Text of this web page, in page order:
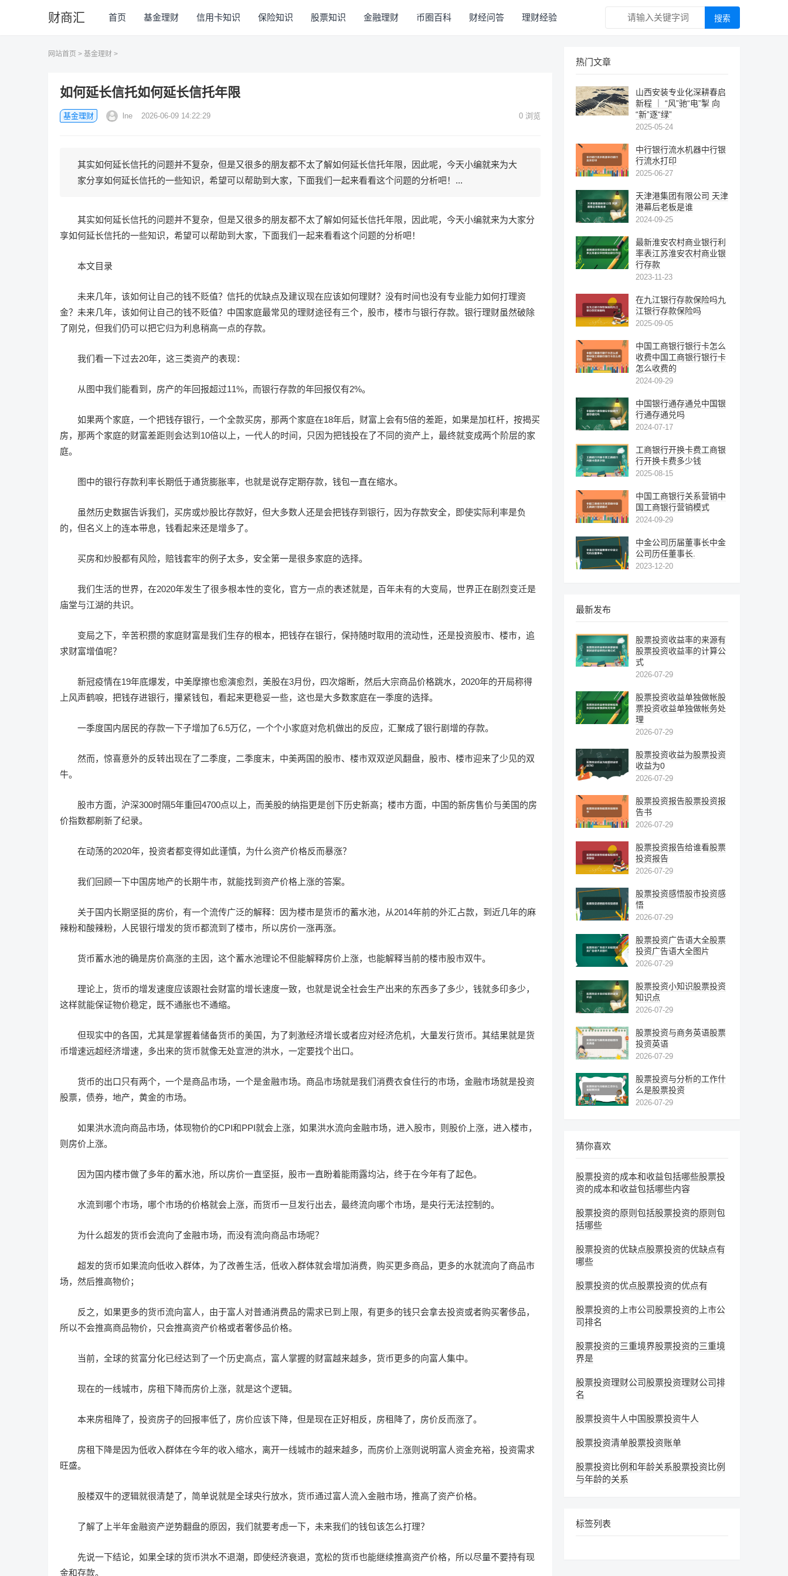
财商汇 首页 基金理财 信用卡知识 保险知识 股票知识 金融理财 币圈百科 财经问答 理财经验
网站首页 > 基金理财 >
如何延长信托如何延长信托年限
基金理财 lne 2026-06-09 14:22:29 0 浏览
其实如何延长信托的问题并不复杂，但是又很多的朋友都不太了解如何延长信托年限，因此呢，今天小编就来为大
家分享如何延长信托的一些知识，希望可以帮助到大家，下面我们一起来看看这个问题的分析吧！...
其实如何延长信托的问题并不复杂，但是又很多的朋友都不太了解如何延长信托年限，因此呢，今天小编就来为大家分
享如何延长信托的一些知识，希望可以帮助到大家，下面我们一起来看看这个问题的分析吧！
本文目录
未来几年，该如何让自己的钱不贬值？信托的优缺点及建议现在应该如何理财？没有时间也没有专业能力如何打理资
金？未来几年，该如何让自己的钱不贬值？中国家庭最常见的理财途径有三个，股市，楼市与银行存款。银行理财虽然破除
了刚兑，但我们仍可以把它归为利息稍高一点的存款。
我们看一下过去20年，这三类资产的表现：
从图中我们能看到，房产的年回报超过11%，而银行存款的年回报仅有2%。
如果两个家庭，一个把钱存银行，一个全款买房，那两个家庭在18年后，财富上会有5倍的差距，如果是加杠杆，按揭买
房，那两个家庭的财富差距则会达到10倍以上，一代人的时间，只因为把钱投在了不同的资产上，最终就变成两个阶层的家
庭。
图中的银行存款利率长期低于通货膨胀率，也就是说存定期存款，钱包一直在缩水。
虽然历史数据告诉我们，买房或炒股比存款好，但大多数人还是会把钱存到银行，因为存款安全，即使实际利率是负
的，但名义上的连本带息，钱看起来还是增多了。
买房和炒股都有风险，赔钱套牢的例子太多，安全第一是很多家庭的选择。
我们生活的世界，在2020年发生了很多根本性的变化，官方一点的表述就是，百年未有的大变局，世界正在剧烈变迁是
庙堂与江湖的共识。
变局之下，辛苦积攒的家庭财富是我们生存的根本，把钱存在银行，保持随时取用的流动性，还是投资股市、楼市，追
求财富增值呢？
新冠疫情在19年底爆发，中美摩擦也愈演愈烈，美股在3月份，四次熔断，然后大宗商品价格跳水，2020年的开局称得
上风声鹤唳，把钱存进银行，攥紧钱包，看起来更稳妥一些，这也是大多数家庭在一季度的选择。
一季度国内居民的存款一下子增加了6.5万亿，一个个小家庭对危机做出的反应，汇聚成了银行剧增的存款。
然而，惊喜意外的反转出现在了二季度，二季度末，中美两国的股市、楼市双双逆风翻盘，股市、楼市迎来了少见的双
牛。
股市方面，沪深300时隔5年重回4700点以上，而美股的纳指更是创下历史新高；楼市方面，中国的新房售价与美国的房
价指数都刷新了纪录。
在动荡的2020年，投资者都变得如此谨慎，为什么资产价格反而暴涨？
我们回顾一下中国房地产的长期牛市，就能找到资产价格上涨的答案。
关于国内长期坚挺的房价，有一个流传广泛的解释：因为楼市是货币的蓄水池，从2014年前的外汇占款，到近几年的麻
辣粉和酸辣粉，人民银行增发的货币都流到了楼市，所以房价一涨再涨。
货币蓄水池的确是房价高涨的主因，这个蓄水池理论不但能解释房价上涨，也能解释当前的楼市股市双牛。
理论上，货币的增发速度应该跟社会财富的增长速度一致，也就是说全社会生产出来的东西多了多少，钱就多印多少，
这样就能保证物价稳定，既不通胀也不通缩。
但现实中的各国，尤其是掌握着储备货币的美国，为了刺激经济增长或者应对经济危机，大量发行货币。其结果就是货
币增速远超经济增速，多出来的货币就像无处宣泄的洪水，一定要找个出口。
货币的出口只有两个，一个是商品市场，一个是金融市场。商品市场就是我们消费衣食住行的市场，金融市场就是投资
股票，债券，地产，黄金的市场。
如果洪水流向商品市场，体现物价的CPI和PPI就会上涨，如果洪水流向金融市场，进入股市，则股价上涨，进入楼市，
则房价上涨。
因为国内楼市做了多年的蓄水池，所以房价一直坚挺，股市一直盼着能雨露均沾，终于在今年有了起色。
水流到哪个市场，哪个市场的价格就会上涨，而货币一旦发行出去，最终流向哪个市场，是央行无法控制的。
为什么超发的货币会流向了金融市场，而没有流向商品市场呢？
超发的货币如果流向低收入群体，为了改善生活，低收入群体就会增加消费，购买更多商品，更多的水就流向了商品市
场，然后推高物价；
反之，如果更多的货币流向富人，由于富人对普通消费品的需求已到上限，有更多的钱只会拿去投资或者购买奢侈品，
所以不会推高商品物价，只会推高资产价格或者奢侈品价格。
当前，全球的贫富分化已经达到了一个历史高点，富人掌握的财富越来越多，货币更多的向富人集中。
现在的一线城市，房租下降而房价上涨，就是这个逻辑。
本来房租降了，投资房子的回报率低了，房价应该下降，但是现在正好相反，房租降了，房价反而涨了。
房租下降是因为低收入群体在今年的收入缩水，离开一线城市的越来越多，而房价上涨则说明富人资金充裕，投资需求
旺盛。
股楼双牛的逻辑就很清楚了，简单说就是全球央行放水，货币通过富人流入金融市场，推高了资产价格。
了解了上半年金融资产逆势翻盘的原因，我们就要考虑一下，未来我们的钱包该怎么打理？
先说一下结论，如果全球的货币洪水不退潮，即使经济衰退，宽松的货币也能继续推高资产价格，所以尽量不要持有现
金和存款。
热门文章
山西安装专业化深耕春启
新程 ｜ “风”驰“电”掣 向
“新”逐“绿”
2025-05-24
中行银行流水机器中行银
行流水打印
2025-06-27
天津港集团有限公司 天津
港幕后老板是谁
2024-09-25
最新淮安农村商业银行利
率表江苏淮安农村商业银
行存款
2023-11-23
在九江银行存款保险吗九
江银行存款保险吗
2025-09-05
中国工商银行银行卡怎么
收费中国工商银行银行卡
怎么收费的
2024-09-29
中国银行通存通兑中国银
行通存通兑吗
2024-07-17
工商银行开换卡费工商银
行开换卡费多少钱
2025-08-15
中国工商银行关系营销中
国工商银行营销模式
2024-09-29
中金公司历届董事长中金
公司历任董事长.
2023-12-20
最新发布
股票投资收益率的来源有
股票投资收益率的计算公
式
2026-07-29
股票投资收益单独做帐股
票投资收益单独做帐务处
理
2026-07-29
股票投资收益为股票投资
收益为0
2026-07-29
股票投资报告股票投资报
告书
2026-07-29
股票投资报告给谁看股票
投资报告
2026-07-29
股票投资感悟股市投资感
悟
2026-07-29
股票投资广告语大全股票
投资广告语大全图片
2026-07-29
股票投资小知识股票投资
知识点
2026-07-29
股票投资与商务英语股票
投资英语
2026-07-29
股票投资与分析的工作什
么是股票投资
2026-07-29
猜你喜欢
股票投资的成本和收益包括哪些股票投
资的成本和收益包括哪些内容
股票投资的原则包括股票投资的原则包
括哪些
股票投资的优缺点股票投资的优缺点有
哪些
股票投资的优点股票投资的优点有
股票投资的上市公司股票投资的上市公
司排名
股票投资的三重境界股票投资的三重境
界是
股票投资理财公司股票投资理财公司排
名
股票投资牛人中国股票投资牛人
股票投资清单股票投资账单
股票投资比例和年龄关系股票投资比例
与年龄的关系
标签列表